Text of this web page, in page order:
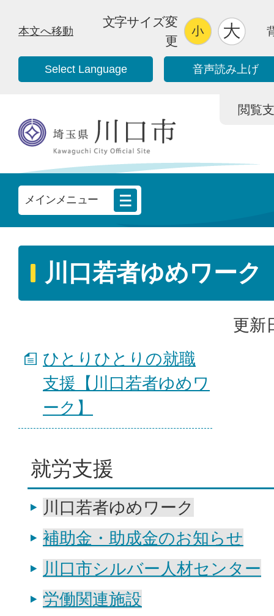
本文へ移動
文字サイズ変
更
Select Language 音声読み上げ
閲覧
メインメニュー
川口若者ゆめワーク
更新
ひとりひとりの就職
支援【川口若者ゆめワ
ーク】
就労支援
川口若者ゆめワーク
補助金・助成金のお知らせ
川口市シルバー人材センター
労働関連施設